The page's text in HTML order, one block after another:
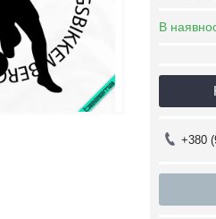
В
+380